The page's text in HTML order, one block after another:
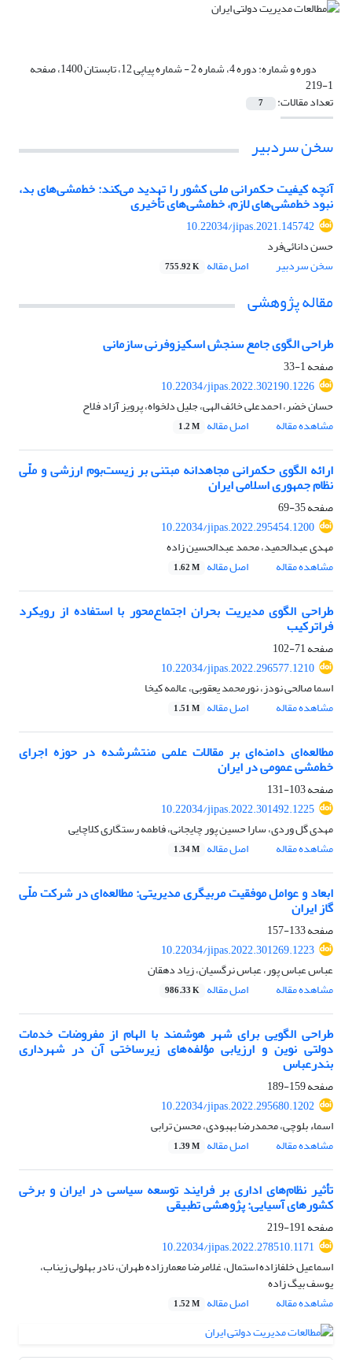
دوره و شماره: دوره 4، شماره 2 - شماره پیاپی 12، تابستان 1400، صفحه
1-219
تعداد مقالات: 7
سخن سردبیر
آنچه کیفیت حکمرانی ملی کشور را تهدید می‌کند: خط‌مشی‌های بد،
نبود خط‌مشی‌های لازم، خط‌مشی‌های تأخیری
10.22034/jipas.2021.145742
حسن دانائی‌فرد
سخن سردبیر
اصل مقاله 755.92 K
مقاله پژوهشی
طراحی الگوی جامع سنجش اسکیزوفرنی سازمانی
صفحه1-33
10.22034/jipas.2022.302190.1226
حسان خضر، احمدعلی خائف الهی، جلیل دلخواه، پرویز آزاد فلاح
مشاهده مقاله
اصل مقاله 1.2 M
ارائه الگوی حکمرانی مجاهدانه مبتنی بر زیست‌بوم ارزشی و ملّی
نظام جمهوری اسلامی ایران
صفحه35-69
10.22034/jipas.2022.295454.1200
مهدی عبدالحمید، محمد عبدالحسین زاده
مشاهده مقاله
اصل مقاله 1.62 M
طراحی الگوی مدیریت بحران اجتماع‌محور با استفاده از رویکرد
فراترکیب
صفحه71-102
10.22034/jipas.2022.296577.1210
اسما صالحی نودز، نورمحمد یعقوبی، عالمه کیخا
مشاهده مقاله
اصل مقاله 1.51 M
مطالعه‌ای دامنه‌ای بر مقالات علمی منتشرشده در حوزه اجرای
خط‌مشی عمومی در ایران
صفحه103-131
10.22034/jipas.2022.301492.1225
مهدی گل وردی، سارا حسین پور چایجانی، فاطمه رستگاری کلاچایی
مشاهده مقاله
اصل مقاله 1.34 M
ابعاد و عوامل موفقیت مربیگری مدیریتی: مطالعه‌ای در شرکت ملّی
گاز ایران
صفحه133-157
10.22034/jipas.2022.301269.1223
عباس عباس پور، عباس نرگسیان، زیاد دهقان
مشاهده مقاله
اصل مقاله 986.33 K
طراحی الگویی برای شهر هوشمند با الهام از مفروضات خدمات
دولتی نوین و ارزیابی مؤلفه‌های زیرساختی آن در شهرداری
بندرعباس
صفحه159-189
10.22034/jipas.2022.295680.1202
اسماء بلوچی، محمدرضا بهبودی، محسن ترابی
مشاهده مقاله
اصل مقاله 1.39 M
تأثیر نظام‌های اداری بر فرایند توسعه سیاسی در ایران و برخی
کشورهای آسیایی: پژوهشی تطبیقی
صفحه191-219
10.22034/jipas.2022.278510.1171
اسماعیل خلفازاده استمال، غلامرضا معمارزاده طهران، نادر بهلولی زیناب،
یوسف بیگ زاده
مشاهده مقاله
اصل مقاله 1.52 M